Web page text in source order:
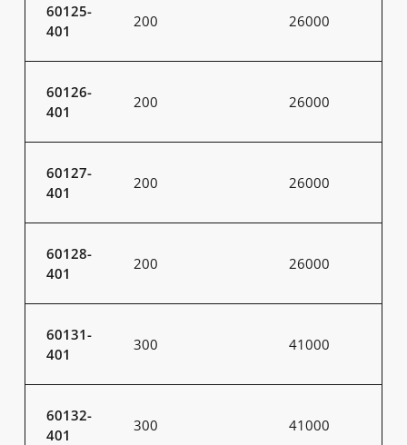
60125-
401
200 26000
60126-
401
200 26000
60127-
401
200 26000
60128-
401
200 26000
60131-
401
300 41000
60132-
401
300 41000